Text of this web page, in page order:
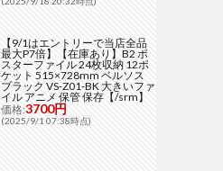
【9/1はエントリーで当店全品
最大P7倍】【在庫あり】B2 ポ
スターファイル 24枚収納 12ポ
ケット 515×728mm ベルソス
ブラック VS-Z01-BK 大きいファ
イル アニメ 保管 保存【/srm】
価格:3700円
(2025/9/1 07:38時点)